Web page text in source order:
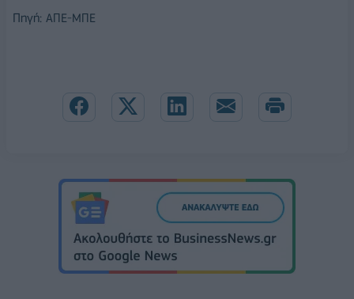
Πηγή: ΑΠΕ-ΜΠΕ